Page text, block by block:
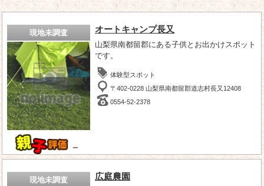
現地未調査
－
オートキャンプ長又
山梨県南都留郡にある子供とお出かけスポット
です。
体験型スポット
〒402-0228 山梨県南都留郡道志村長又12408
0554-52-2378
現地未調査 広庭農園